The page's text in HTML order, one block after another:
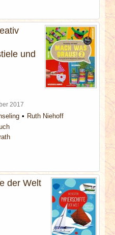
und
2017
Ruth Niehoff
der Welt